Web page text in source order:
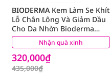
Nhận quà xinh
BIODERMAKem Làm Se Khít
Lỗ Chân Lông Và Giảm Dầu
Cho Da Nhờn Bioderma
Sebium Pore Refiner 30ml
320,000₫
435,000₫
(4)